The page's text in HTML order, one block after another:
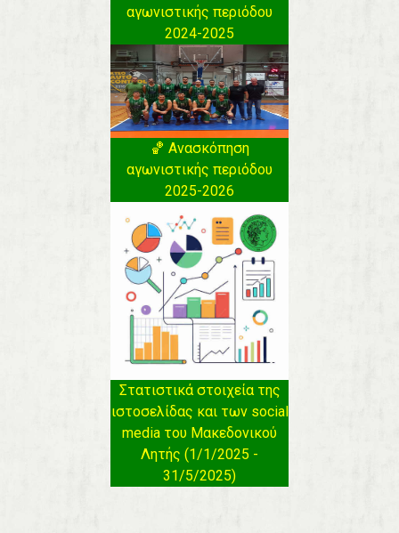
αγωνιστικής περιόδου
2024-2025
🏀 Ανασκόπηση
αγωνιστικής περιόδου
2025-2026
Στατιστικά στοιχεία της
ιστοσελίδας και των social
media του Μακεδονικού
Λητής (1/1/2025 -
31/5/2025)